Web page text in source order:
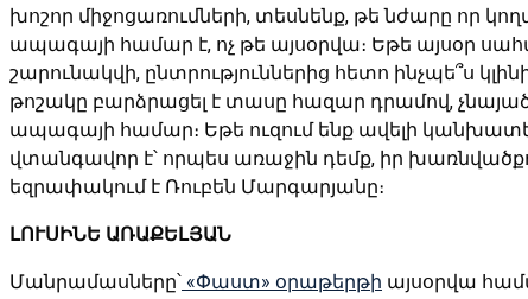
խոշոր միջոցառումների, տեսնենք, թե նժարը որ
ապագայի համար է, ոչ թե այսօրվա։ Եթե այսօր
շարունակվի, ընտրություններից հետո ինչպե՞ս
թոշակը բարձրացել է տասը հազար դրամով, չնայած
ապագայի համար։ Եթե ուզում ենք ավելի
վտանգավոր է՝ որպես առաջին դեմք, իր
եզրափակում է Ռուբեն Մարգարյանը։
ԼՈՒՍԻՆԵ ԱՌԱՔԵԼՅԱՆ
Մանրամասները՝ «Փաստ» օրաթերթի այսօրվա